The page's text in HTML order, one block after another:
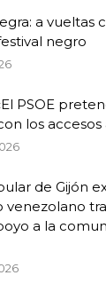
a vueltas
negro
PSOE
los accesos
de Gijón
venezolano
a la